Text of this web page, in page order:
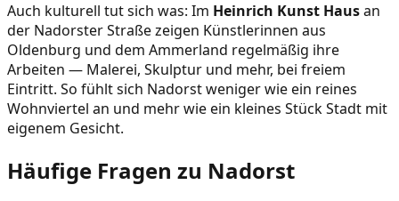
Auch kulturell tut sich was: Im Heinrich Kunst Hausan
der Nadorster Straße zeigen Künstlerinnen aus
Oldenburg und dem Ammerland regelmäßig ihre
Arbeiten — Malerei, Skulptur und mehr, bei freiem
Eintritt. So fühlt sich Nadorst weniger wie ein reines
Wohnviertel an und mehr wie ein kleines Stück Stadt mit
eigenem Gesicht.
Häufige Fragen zu Nadorst